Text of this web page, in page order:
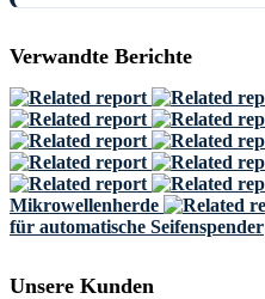
Verwandte Berichte
Mikrowellenherde
für automatische Seifenspender
Unsere Kunden